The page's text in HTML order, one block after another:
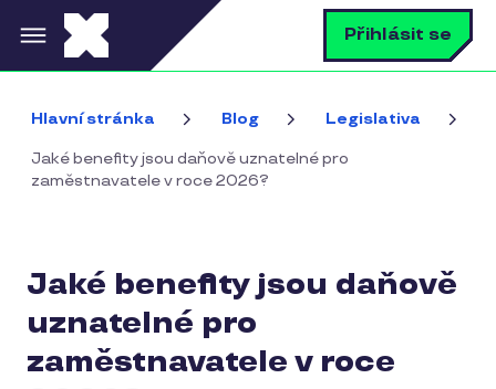
Přejít k hlavnímu obsahu Přihlásit se
Hlavní stránka Blog Legislativa
Jaké benefity jsou daňově uznatelné pro
zaměstnavatele v roce 2026?
Jaké benefity jsou daňově
uznatelné pro
zaměstnavatele v roce